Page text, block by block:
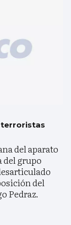
terroristas
del aparato
del grupo
del
Pedraz.